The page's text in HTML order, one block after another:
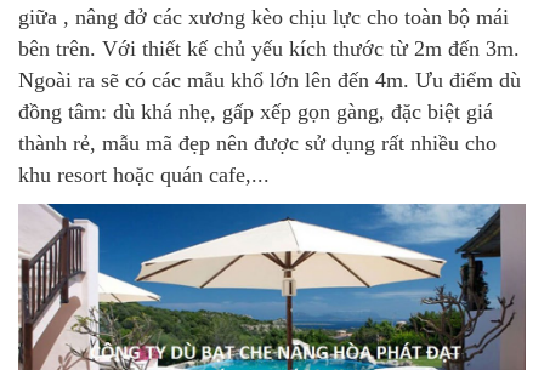
giữa , nâng đở các xương kèo chịu lực cho toàn bộ mái
bên trên. Với thiết kế chủ yếu kích thước từ 2m đến 3m.
Ngoài ra sẽ có các mẫu khổ lớn lên đến 4m. Ưu điểm dù
đồng tâm: dù khá nhẹ, gấp xếp gọn gàng, đặc biệt giá
thành rẻ, mẫu mã đẹp nên được sử dụng rất nhiều cho
khu resort hoặc quán cafe,...